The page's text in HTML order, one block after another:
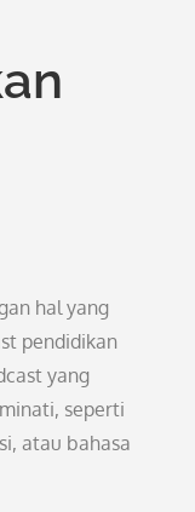
hal yang
pendidikan
yang
seperti
atau bahasa